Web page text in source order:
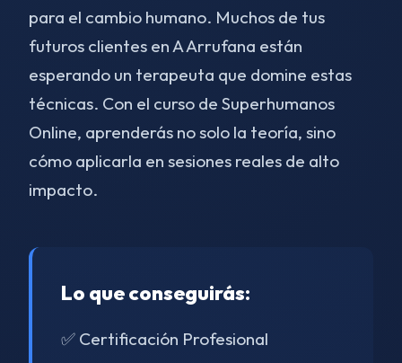
para el cambio humano. Muchos de tus
futuros clientes en A Arrufana están
esperando un terapeuta que domine estas
técnicas. Con el curso de Superhumanos
Online, aprenderás no solo la teoría, sino
cómo aplicarla en sesiones reales de alto
impacto.
Lo que conseguirás:
✅ Certificación Profesional